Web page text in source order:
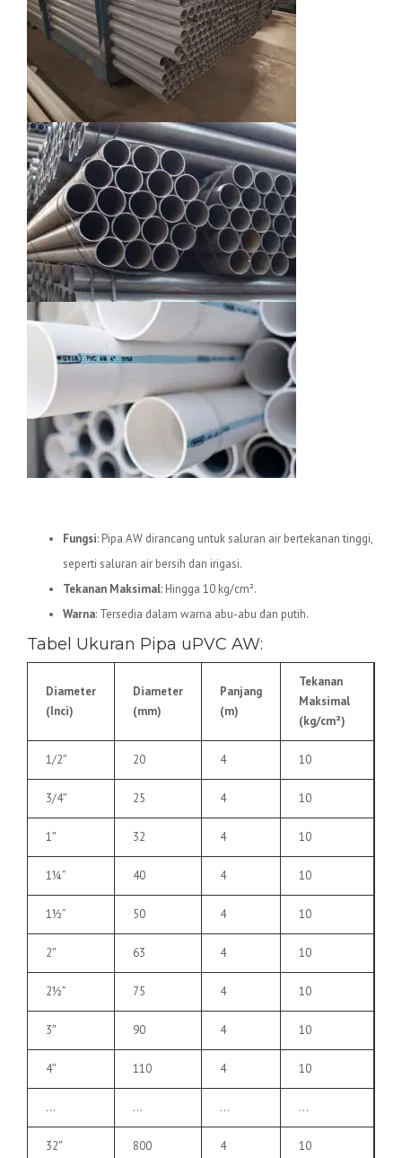
Fungsi: Pipa AW dirancang untuk saluran air bertekanan tinggi,
seperti saluran air bersih dan irigasi.
Tekanan Maksimal: Hingga 10 kg/cm².
Warna: Tersedia dalam warna abu-abu dan putih.
Tabel Ukuran Pipa uPVC AW:
Diameter
(Inci)
Diameter
(mm)
Panjang
(m)
Tekanan
Maksimal
(kg/cm²)
1/2″ 20 4 10
3/4″ 25 4 10
1″ 32 4 10
1¼” 40 4 10
1½” 50 4 10
2″ 63 4 10
2½” 75 4 10
3″ 90 4 10
4″ 110 4 10
… … … …
32″ 800 4 10